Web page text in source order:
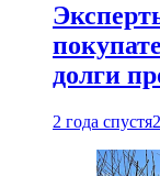
долги
2 года спустя